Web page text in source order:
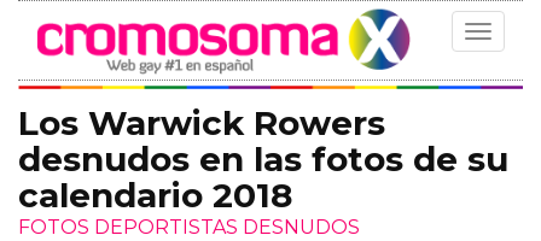
Toggle
Los Warwick Rowers
desnudos en las fotos de su
calendario 2018
FOTOS DEPORTISTAS DESNUDOS